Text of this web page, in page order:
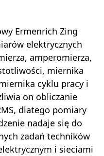
Ermenrich Zing
elektrycznych
amperomierza,
miernika
cyklu pracy i
on obliczanie
dlatego pomiary
nadaje się do
zadań techników
i sieciami